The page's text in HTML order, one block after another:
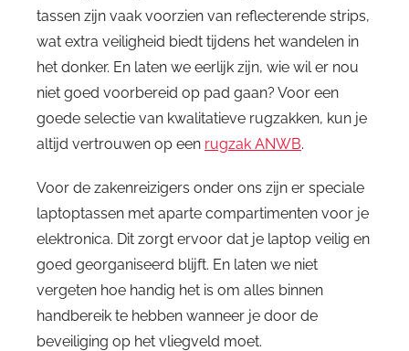
tassen zijn vaak voorzien van reflecterende strips,
wat extra veiligheid biedt tijdens het wandelen in
het donker. En laten we eerlijk zijn, wie wil er nou
niet goed voorbereid op pad gaan? Voor een
goede selectie van kwalitatieve rugzakken, kun je
altijd vertrouwen op een rugzak ANWB.
Voor de zakenreizigers onder ons zijn er speciale
laptoptassen met aparte compartimenten voor je
elektronica. Dit zorgt ervoor dat je laptop veilig en
goed georganiseerd blijft. En laten we niet
vergeten hoe handig het is om alles binnen
handbereik te hebben wanneer je door de
beveiliging op het vliegveld moet.